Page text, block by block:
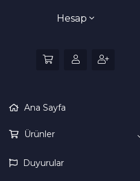
Hesap
Ana Sayfa
Ürünler
Duyurular